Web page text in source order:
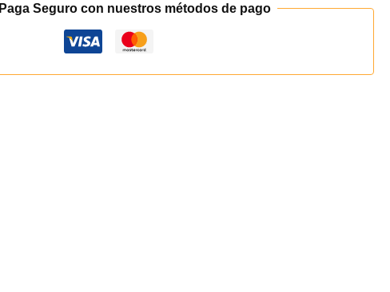
Paga Seguro con nuestros métodos de pago